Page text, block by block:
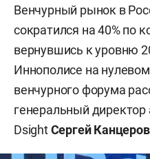
Венчурный рынок в
сократился на 40% по
вернувшись к уровню
Иннополисе на
венчурного форума
генеральный
DsightСергей Канцеров